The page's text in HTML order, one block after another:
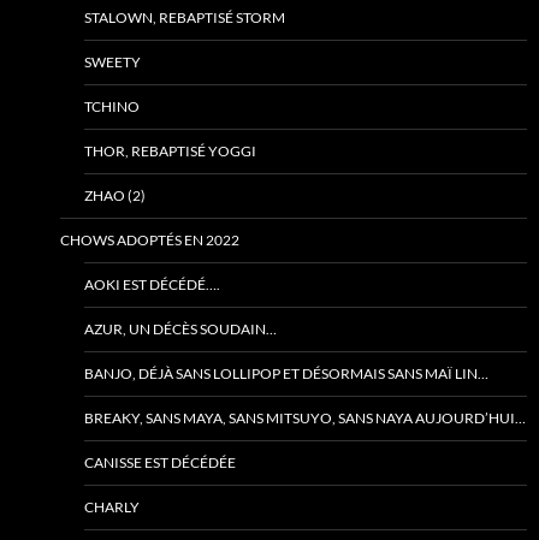
STALOWN, REBAPTISÉ STORM
SWEETY
TCHINO
THOR, REBAPTISÉ YOGGI
ZHAO (2)
CHOWS ADOPTÉS EN 2022
AOKI EST DÉCÉDÉ….
AZUR, UN DÉCÈS SOUDAIN…
BANJO, DÉJÀ SANS LOLLIPOP ET DÉSORMAIS SANS MAÏ LIN…
BREAKY, SANS MAYA, SANS MITSUYO, SANS NAYA AUJOURD’HUI…
CANISSE EST DÉCÉDÉE
CHARLY